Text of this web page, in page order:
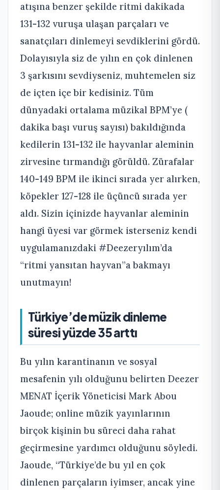
atışına benzer şekilde ritmi dakikada
131-132 vuruşa ulaşan parçaları ve
sanatçıları dinlemeyi sevdiklerini gördü.
Dolayısıyla siz de yılın en çok dinlenen
3 şarkısını sevdiyseniz, muhtemelen siz
de içten içe bir kedisiniz. Tüm
dünyadaki ortalama müzikal BPM’ye (
dakika başı vuruş sayısı) bakıldığında
kedilerin 131-132 ile hayvanlar aleminin
zirvesine tırmandığı görüldü. Zürafalar
140-149 BPM ile ikinci sırada yer alırken,
köpekler 127-128 ile üçüncü sırada yer
aldı. Sizin içinizde hayvanlar aleminin
hangi üyesi var görmek isterseniz kendi
uygulamanızdaki #Deezeryılım’da
“ritmi yansıtan hayvan”a bakmayı
unutmayın!
Türkiye’de müzik dinleme
süresi yüzde 35 arttı
Bu yılın karantinanın ve sosyal
mesafenin yılı olduğunu belirten Deezer
MENAT İçerik Yöneticisi Mark Abou
Jaoude; online müzik yayınlarının
birçok kişinin bu süreci daha rahat
geçirmesine yardımcı olduğunu söyledi.
Jaoude, “Türkiye’de bu yıl en çok
dinlenen parçaların iyimser, ancak yine